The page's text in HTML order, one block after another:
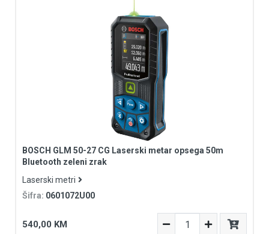
BOSCH GLM 50-27 CG Laserski metar opsega 50m
Bluetooth zeleni zrak
Laserski metri
Šifra: 0601072U00
540,00 KM